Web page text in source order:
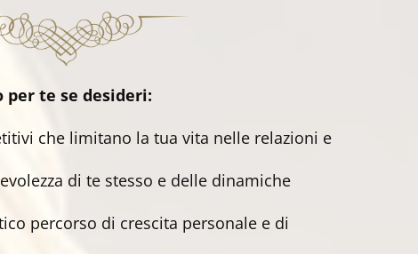
per te se desideri:
che limitano la tua vita nelle relazioni e
di te stesso e delle dinamiche
percorso di crescita personale e di